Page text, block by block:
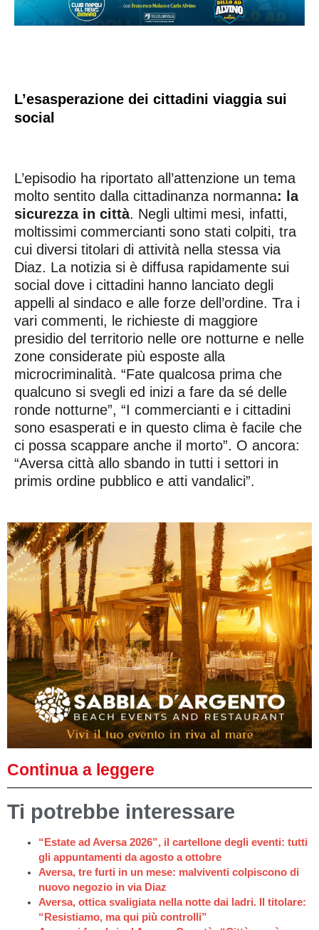
L’esasperazione dei cittadini viaggia sui
social
L’episodio ha riportato all’attenzione un tema
molto sentito dalla cittadinanza normanna: la
sicurezza in città. Negli ultimi mesi, infatti,
moltissimi commercianti sono stati colpiti, tra
cui diversi titolari di attività nella stessa via
Diaz. La notizia si è diffusa rapidamente sui
social dove i cittadini hanno lanciato degli
appelli al sindaco e alle forze dell’ordine. Tra i
vari commenti, le richieste di maggiore
presidio del territorio nelle ore notturne e nelle
zone considerate più esposte alla
microcriminalità. “Fate qualcosa prima che
qualcuno si svegli ed inizi a fare da sé delle
ronde notturne”, “I commercianti e i cittadini
sono esasperati e in questo clima è facile che
ci possa scappare anche il morto”. O ancora:
“Aversa città allo sbando in tutti i settori in
primis ordine pubblico e atti vandalici”.
Continua a leggere
Ti potrebbe interessare
“Estate ad Aversa 2026”, il cartellone degli eventi: tutti
gli appuntamenti da agosto a ottobre
Aversa, tre furti in un mese: malviventi colpiscono di
nuovo negozio in via Diaz
Aversa, ottica svaligiata nella notte dai ladri. Il titolare:
“Resistiamo, ma qui più controlli”